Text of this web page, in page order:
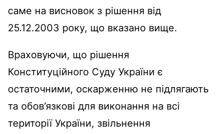
саме на висновок з рішення від
25.12.2003 року, що вказано вище.
Враховуючи, що рішення
Конституційного Суду України є
остаточними, оскарженню не підлягають
та обов’язкові для виконання на всі
території України, звільнення